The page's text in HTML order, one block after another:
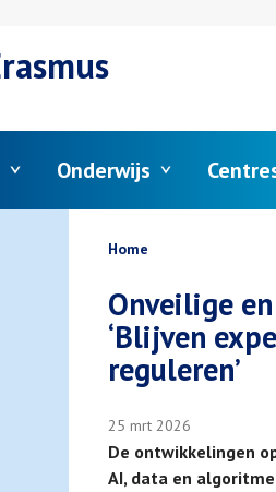
Onderwijs
Kruimelpad
Home
Onveilige
‘Blijven
reguleren’
25 mrt 2026
De ontwikkelingen
AI, data en